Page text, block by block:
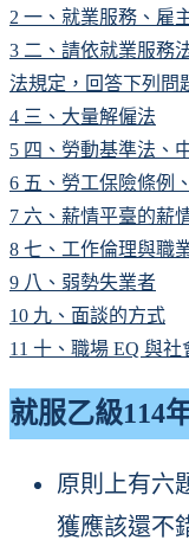
2 一、就業服務、雇
3 二、請依就業服務
法規定，回答下列問
4 三、大量解僱法
5 四、勞動基準法、
6 五、勞工保險條例
7 六、薪情平臺的薪
8 七、工作倫理與職
9 八、弱勢失業者
10 九、面談的方式
11 十、職場 EQ 與社
就服乙級114
原則上有六
獲應該還不